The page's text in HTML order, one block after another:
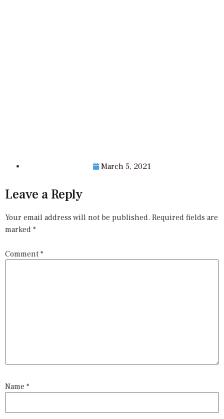
March 5, 2021
Leave a Reply
Your email address will not be published. Required fields are
marked *
Comment *
Name *